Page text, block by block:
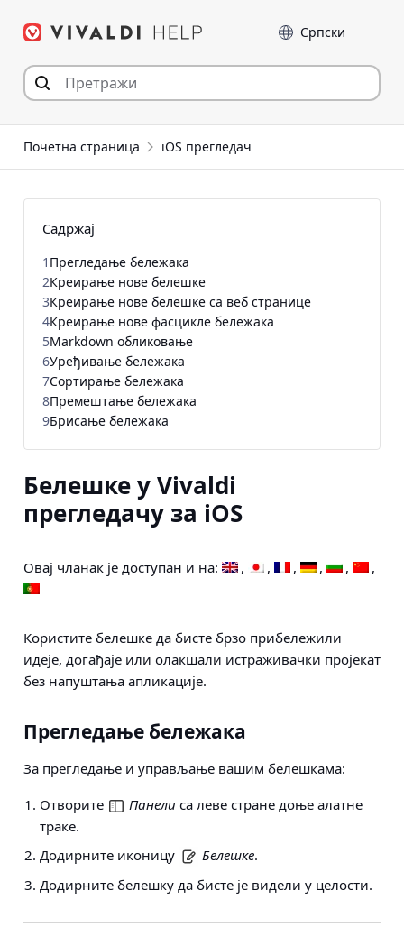
Језик
Почетна страница iOS прегледач
Белешке у Vivaldi
прегледачу за iOS
Овај чланак је доступан и на:
Користите белешке да бисте брзо прибележили
идеје, догађаје или олакшали истраживачки пројекат
без напуштања апликације.
Прегледање бележака
За прегледање и управљање вашим белешкама:
Отворите
Панели са леве стране доње алатне
траке.
Додирните иконицу
Белешке.
Додирните белешку да бисте је видели у целости.
Садржај
1 Прегледање бележака
2Креирање нове белешке
3Креирање нове белешке са веб странице
4Креирање нове фасцикле бележака
5Markdown обликовање
6Уређивање бележака
7Сортирање бележака
8Премештање бележака
9Брисање бележака